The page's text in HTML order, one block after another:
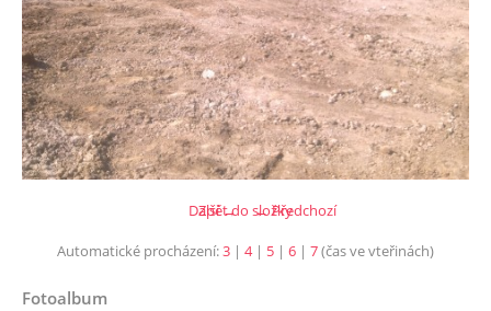
← Předchozí
Další →
Zpět do složky
Automatické procházení:3 | 4| 5 | 6 | 7(čas ve vteřinách)
Fotoalbum